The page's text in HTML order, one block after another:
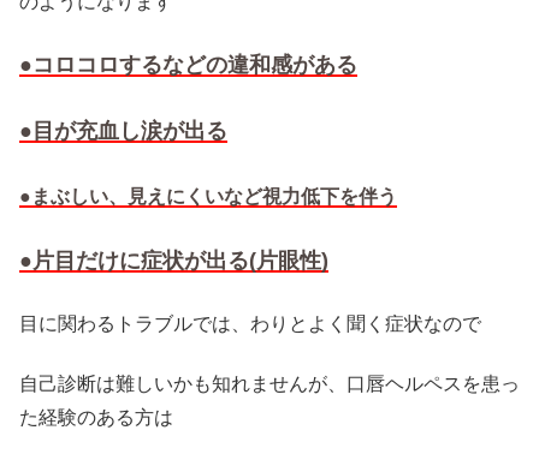
●コロコロするなどの違和感がある
●目が充血し涙が出る
●まぶしい、見えにくいなど視力低下を伴う
●片目だけに症状が出る(片眼性)
目に関わるトラブルでは、わりとよく聞く症状なので
自己診断は難しいかも知れませんが、口唇ヘルペスを患っ
た経験のある方は